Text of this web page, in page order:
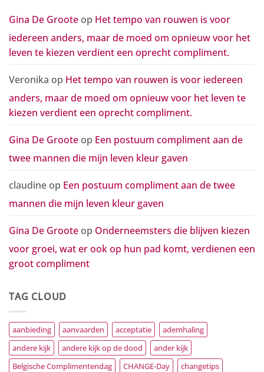
op
pad
komt,
verdienen
compliment
Gina De Groote op Het tempo van rouwen is voor
iedereen anders, maar de moed om opnieuw voor het
leven te kiezen verdient een oprecht compliment.
Veronika op Het tempo van rouwen is voor iedereen
anders, maar de moed om opnieuw voor het leven te
kiezen verdient een oprecht compliment.
Gina De Groote op Een postuum compliment aan de
twee mannen die mijn leven kleur gaven
claudine op Een postuum compliment aan de twee
mannen die mijn leven kleur gaven
Gina De Groote op Onderneemsters die blijven kiezen
voor groei, wat er ook op hun pad komt, verdienen een
groot compliment
TAG CLOUD
aanbieding aanvaarden acceptatie
ademhaling
andere kijk
andere kijk op de dood
ander kijk
Belgische Complimentendag
CHANGE-Day
changetips